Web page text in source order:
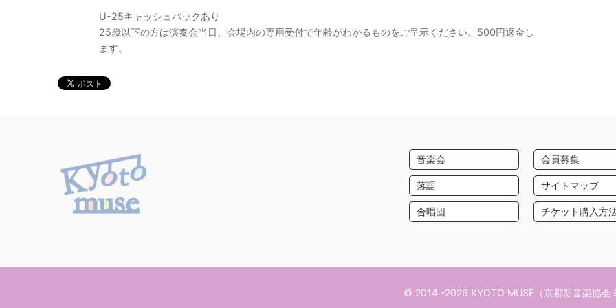
U-25キャッシュバックあり
25歳以下の方は演奏会当日、会場内の専用受付で年齢がわかるものをご呈示ください。500円返金し
ます。
音楽会
落語
合唱団
会員募集
サイトマップ
チケット購入方
© 2014 -2026 KYOTO MUSE（京都新音楽協会